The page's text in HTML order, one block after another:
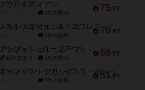
75 PT
フラットアイアン
2件の投稿
70 PT
トランスオリエント・エクスプレス
1件の投稿
59 PT
アンブッシュ！：ムーブアウト！
紹介文あり 1件の投稿
51 PT
キャプテン・フリップ：イスラ・ボンバ
2件の投稿